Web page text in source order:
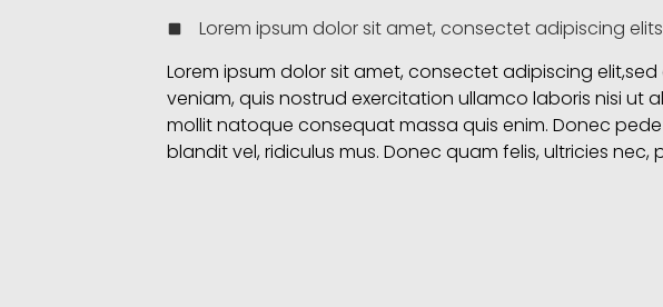
Lorem ipsum dolor sit amet, consectet adipiscing
Lorem ipsum dolor sit amet, consectet adipiscing
veniam, quis nostrud exercitation ullamco laboris nisi
mollit natoque consequat massa quis enim. Donec
blandit vel, ridiculus mus. Donec quam felis, ultricies nec,